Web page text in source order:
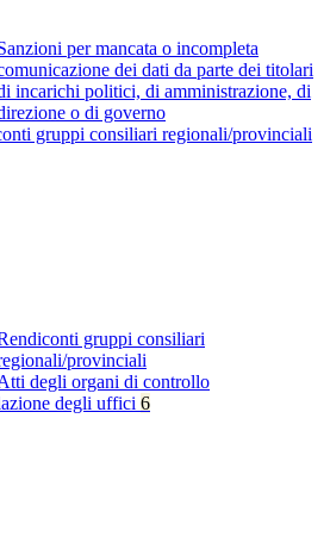
per mancata o incompleta
dei dati da parte dei titolari
incarichi politici, di amministrazione, di
o di governo
gruppi consiliari regionali/provinciali
gruppi consiliari
provinciali
degli organi di controllo
degli uffici 6